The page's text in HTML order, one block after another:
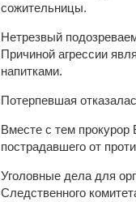
сожительницы.
Нетрезвый
Причиной агрессии
напитками.
Потерпевшая
Вместе с тем прокурор
пострадавшего от
Уголовные дела для
Следственного